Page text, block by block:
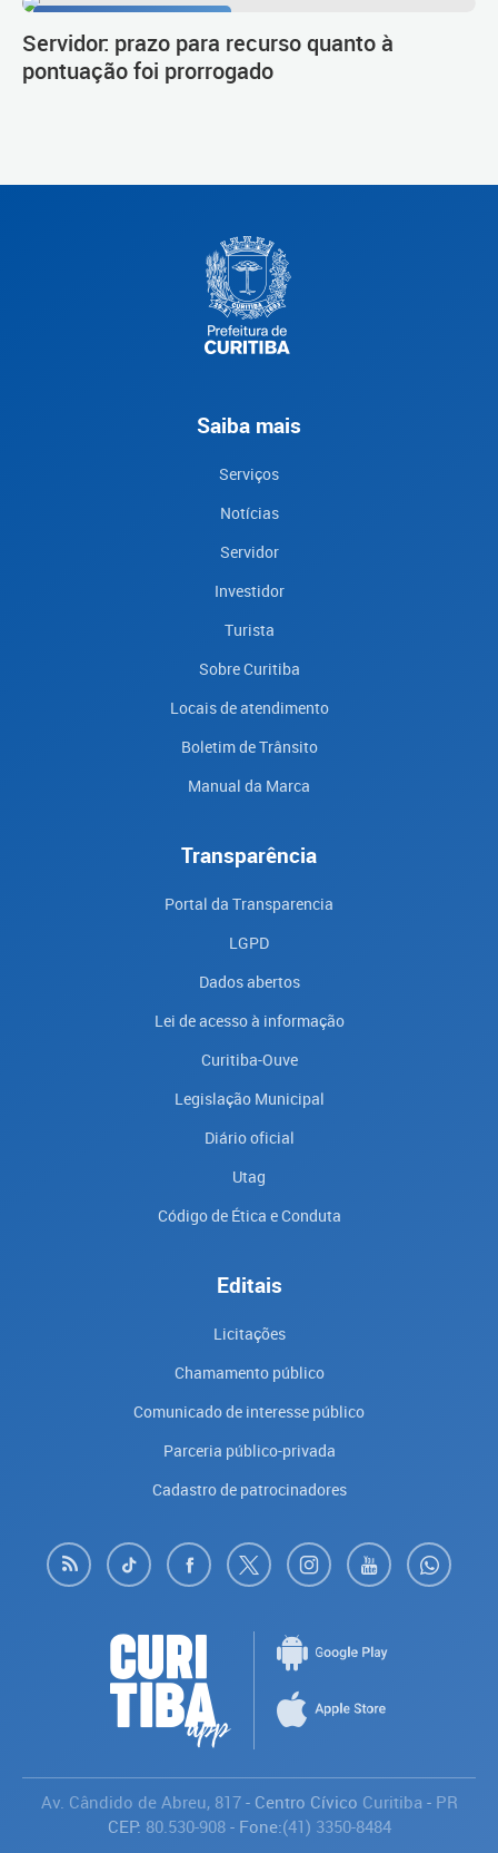
Servidor: prazo para recurso quanto à
pontuação foi prorrogado
Saiba mais
Serviços
Notícias
Servidor
Investidor
Turista
Sobre Curitiba
Locais de atendimento
Boletim de Trânsito
Manual da Marca
Transparência
Portal da Transparencia
LGPD
Dados abertos
Lei de acesso à informação
Curitiba-Ouve
Legislação Municipal
Diário oficial
Utag
Código de Ética e Conduta
Editais
Licitações
Chamamento público
Comunicado de interesse público
Parceria público-privada
Cadastro de patrocinadores
Av. Cândido de Abreu, 817- Centro Cívico Curitiba- PR
CEP: 80.530-908- Fone:(41) 3350-8484